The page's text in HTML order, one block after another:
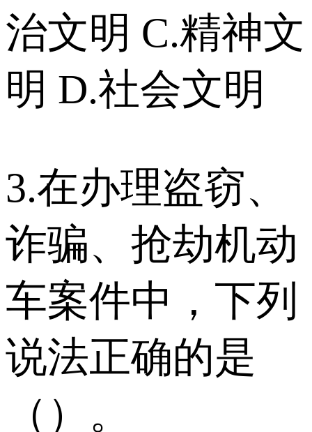
治文明 C.精神文
明 D.社会文明
3.在办理盗窃、
诈骗、抢劫机动
车案件中，下列
说法正确的是
（）。